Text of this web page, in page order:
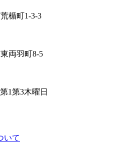
楯町1-3-3
両羽町8-5
第3木曜日
いて